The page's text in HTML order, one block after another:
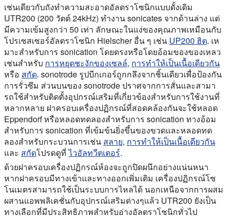
เช่นเดียวกับถังทําความสะอาดอัลตราโซนิกแบบดั้งเดิม
UTR200 (200 วัตต์ 24kHz) ทํางาน sonicates จากด้านล่าง แต่
มีความเข้มสูงกว่า 50 เท่า ลักษณะในแง่ของคุณภาพเหมือนกับ
โปรเซสเซอร์อัลตราโซนิก Hielscher อื่น ๆ เช่น UP200 ฮิต. เห
มาะสําหรับการ sonication โดยตรงหรือโดยอ้อมของของเหลว
เช่นสําหรับ การหยุดชะงักของเซลล์, การทําให้เป็นเนื้อเดียวกัน
หรือ สกัด. sonotrode รูปบีกเกอร์ถูกกลึงจากชิ้นเดียวเพื่อป้องกัน
การรั่วซึม ส่วนบนของ sonotrode ปราศจากการสั่นและสามา
รถใช้สําหรับติดตั้งอุปกรณ์เสริมที่เกี่ยวข้องสําหรับการใช้งานที่
หลากหลาย ฝาครอบเครื่องปฏิกรณ์ที่สอดคล้องกันจะใช้หลอด
Eppendorf หรือหลอดทดลองสําหรับการ sonication ทางอ้อม
สําหรับการ sonication ที่เข้มข้นยิ่งขึ้นของขวดและหลอดทด
ลองสําหรับกระบวนการเช่น สลาย, การทําให้เป็นเนื้อเดียวกัน
และ สกัดโปรดดูที่ไวอัลทวีตเตอร์.
ด้วยฝาครอบเครื่องปฏิกรณ์ห้องจะถูกปิดผนึกอย่างแน่นหนา
หากฝาครอบมีทางเข้าและทางออกเพิ่มเติม เครื่องปฏิกรณ์โซ
โนเมตรสามารถใช้เป็นระบบการไหลได้ นอกเหนือจากการผสม
ผสานแอพพลิเคชั่นกับอุปกรณ์เสริมต่างๆแล้ว UTR200 ยังเป็น
ทางเลือกที่มีประสิทธิภาพสําหรับอ่างอัลตราโซนิกทั่วไป